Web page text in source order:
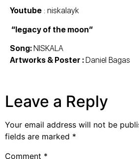
Youtube : niskalayk
“legacy of the moon”
Song:NISKALA
Artworks & Poster :Daniel Bagas
Leave a Reply
Your email address will not be
fields are marked *
Comment *